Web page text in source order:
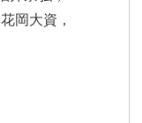
岡大資，